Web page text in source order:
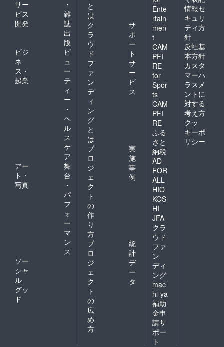
サー
ビス
開発
・
雑
誌
出
版
ビジ
ネ
ス・
起業
ビ
ュ
ー
テ
ィ
ー
・
ヘ
ル
ス
ケ
ア
アー
ト・
写真
舞
台
・
パ
フ
ォ
ー
マ
ン
ス
ソー
シャ
ル
グッ
ド
と
は
ク
ラ
ウ
ド
フ
ァ
ン
デ
ィ
ン
グ
と
は
サ
ポ
ー
ト
サ
ー
ビ
ス
プ
ロ
ジ
ェ
ク
ト
の
作
り
方
実
施
事
例
プ
ロ
ジ
ェ
ク
ト
の
広
め
方
統
計
デ
ー
タ
Ente
rtain
men
t
CAM
PFI
RE
for
Spor
ts
CAM
PFI
RE
ふる
さと
納税
AD
FOR
ALL
HIO
KOS
HI
JFA
クラ
ウド
ファ
ン
ディ
ング
mac
hi-ya
補助
金申
請サ
ポー
ト
情報セ
キュリ
ティ方
針
反社基
本方針
カスタ
マーハ
ラスメ
ントに
対する
考え方
クッ
キーポ
リシー